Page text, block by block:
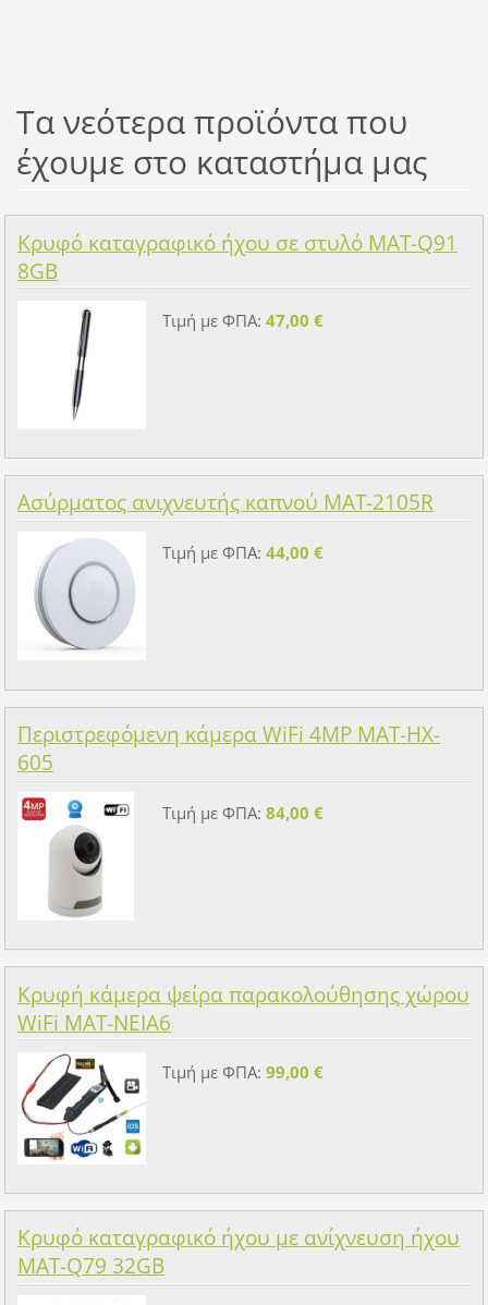
Τα νεότερα προϊόντα που
έχουμε στο καταστήμα μας
Κρυφό καταγραφικό ήχου σε στυλό MAT-Q91
8GB
Τιμή με ΦΠΑ: 47,00 €
Ασύρματος ανιχνευτής καπνού MAT-2105R
Τιμή με ΦΠΑ: 44,00 €
Περιστρεφόμενη κάμερα WiFi 4MP MAT-HX-
605
Τιμή με ΦΠΑ: 84,00 €
Κρυφή κάμερα ψείρα παρακολούθησης χώρου
WiFi MAT-NEIA6
Τιμή με ΦΠΑ: 99,00 €
Κρυφό καταγραφικό ήχου με ανίχνευση ήχου
MAT-Q79 32GB